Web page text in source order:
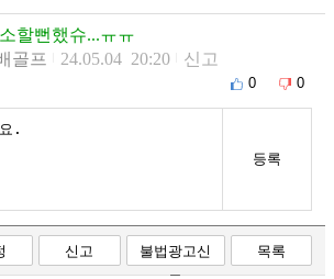
할뻔했슈...ㅠㅠ
골프
24.05.04 20:20 신고
0 0
등록
신고
불법광고신
목록